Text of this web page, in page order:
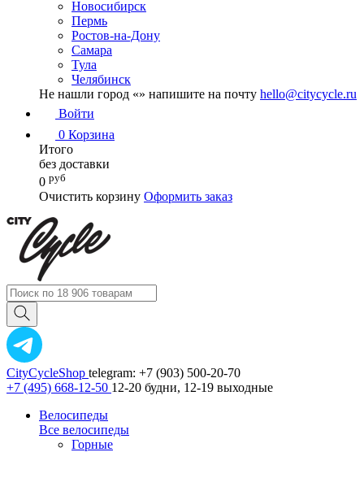
Новосибирск
Пермь
Ростов-на-Дону
Самара
Тула
Челябинск
Не нашли город «» напишите на почту hello@citycycle.ru
Войти
0 Корзина
Итого
без доставки
0 руб
Очистить корзину Оформить заказ
CityCycleShop telegram: +7 (903) 500-20-70
+7 (495) 668-12-50 12-20 будни, 12-19 выходные
Велосипеды
Все велосипеды
Горные